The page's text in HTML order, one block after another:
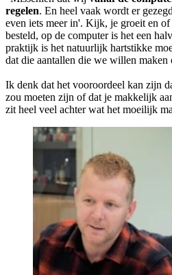
regelen. En heel vaak wordt er
even iets meer in'. Kijk, je groeit en
besteld, op de computer is het een
praktijk is het natuurlijk hartstikke
dat die aantallen die we willen maken
Ik denk dat het vooroordeel kan zijn
zou moeten zijn of dat je makkelijk
zit heel veel achter wat het moeilijk